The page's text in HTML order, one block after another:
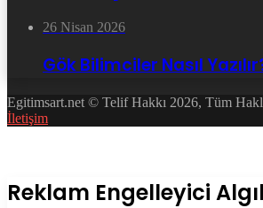
26 Nisan 2026
Gök Bilimciler Nasıl
Egitimsart.net © Telif Hakkı 2026, Tüm
İletişim
Kapalı
Reklam Engelleyici